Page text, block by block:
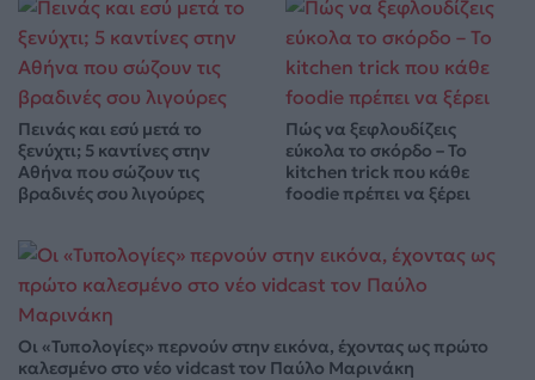
Πεινάς και εσύ μετά το
ξενύχτι; 5 καντίνες στην
Αθήνα που σώζουν τις
βραδινές σου λιγούρες
Πώς να ξεφλουδίζεις
εύκολα το σκόρδο – Το
kitchen trick που κάθε
foodie πρέπει να ξέρει
Οι «Τυπολογίες» περνούν στην εικόνα, έχοντας ως πρώτο
καλεσμένο στο νέο vidcast τον Παύλο Μαρινάκη